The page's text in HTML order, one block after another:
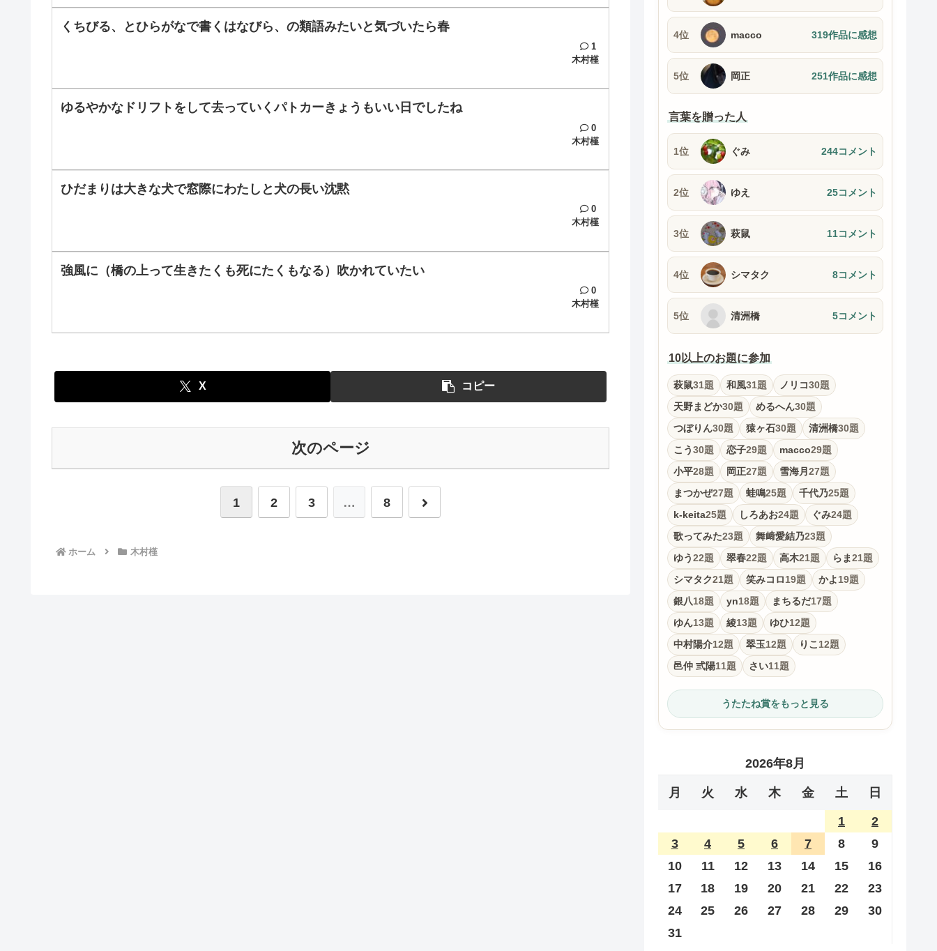
くちびる、とひらがなで書くはなびら、の類語みたいと気づいたら春
1
木村槿
ゆるやかなドリフトをして去っていくパトカーきょうもいい日でしたね
0
木村槿
ひだまりは大きな犬で窓際にわたしと犬の長い沈黙
0
木村槿
強風に（橋の上って生きたくも死にたくもなる）吹かれていたい
0
木村槿
X コピー
次のページ
1 2 3 … 8 次
ホーム 木村槿
4位 macco 319作品に感想
5位 岡正 251作品に感想
言葉を贈った人
1位 ぐみ 244コメント
2位 ゆえ 25コメント
3位 萩鼠 11コメント
4位 シマタク 8コメント
5位 清洲橋 5コメント
10以上のお題に参加
萩鼠31題 和風31題 ノリコ30題
天野まどか30題 めるへん30題
つぼりん30題 猿ヶ石30題 清洲橋30題
こう30題 恋子29題 macco29題
小平28題 岡正27題 雪海月 27題
まつかぜ27題 蛙鳴25題 千代乃25題
k-keita25題 しろあお24題 ぐみ24題
歌ってみた23題 舞﨑愛結乃23題
ゆう22題 翠春22題 高木21題 らま21題
シマタク21題 笑みコロ19題 かよ19題
銀八18題 yn18題 まちるだ17題
ゆん13題 綾13題 ゆひ12題
中村陽介12題 翠玉12題 りこ 12題
邑仲 弎陽11題 さい11題
うたたね賞をもっと見る
2026年8月
月 火 水 木 金 土 日
1
2
3
4 5 6 7 8
9
10
11 12 13 14 15
16
17
18 19 20 21 22
23
24
25 26 27 28 29
30
31